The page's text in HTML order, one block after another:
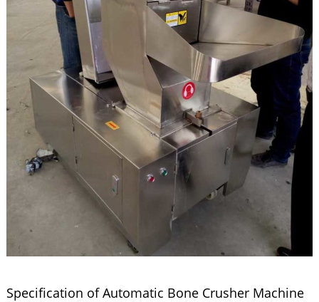
Specification of Automatic Bone Crusher Machine